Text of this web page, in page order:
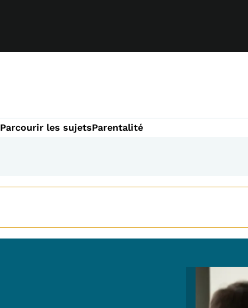
Parcourir les sujetsParentalité
Image